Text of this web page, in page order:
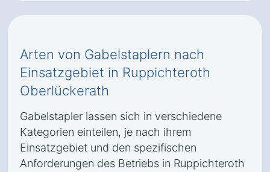
Arten von Gabelstaplern nach
Einsatzgebiet in Ruppichteroth
Oberlückerath
Gabelstapler lassen sich in verschiedene
Kategorien einteilen, je nach ihrem
Einsatzgebiet und den spezifischen
Anforderungen des Betriebs in Ruppichteroth